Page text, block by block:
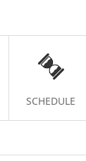
SCHEDULE